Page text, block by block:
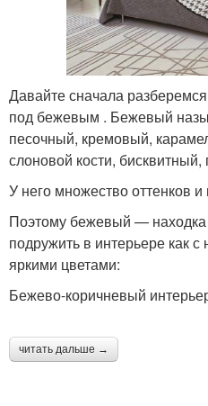
Давайте сначала
под бежевым . Бежевый
песочный, кремовый,
слоновой кости,
У него множество оттенков и
Поэтому бежевый —
подружить в интерьере как
яркими цветами:
Бежево-коричневый
читать дальше →